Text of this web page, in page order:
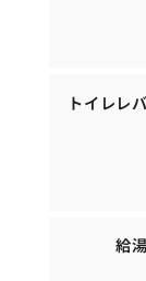
トイレレ
給